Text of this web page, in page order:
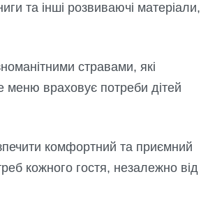
та інші розвиваючі матеріали,
стравами, які
враховує потреби дітей
комфортний та приємний
кожного гостя, незалежно від